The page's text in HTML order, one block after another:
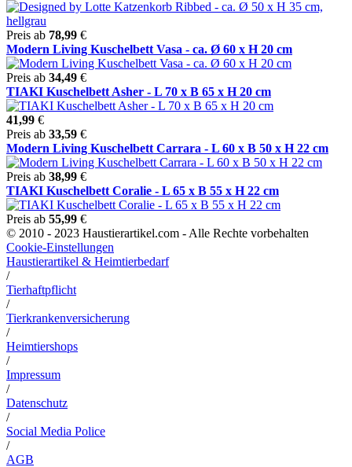
Preis ab 78,99 €
Modern Living Kuschelbett Vasa - ca. Ø 60 x H 20 cm
Preis ab 34,49 €
TIAKI Kuschelbett Asher - L 70 x B 65 x H 20 cm
41,99 €
Preis ab 33,59 €
Modern Living Kuschelbett Carrara - L 60 x B 50 x H 22 cm
Preis ab 38,99 €
TIAKI Kuschelbett Coralie - L 65 x B 55 x H 22 cm
Preis ab 55,99 €
© 2010 - 2023 Haustierartikel.com - Alle Rechte vorbehalten
Cookie-Einstellungen
Haustierartikel & Heimtierbedarf
/
Tierhaftpflicht
/
Tierkrankenversicherung
/
Heimtiershops
/
Impressum
/
Datenschutz
/
Social Media Police
/
AGB